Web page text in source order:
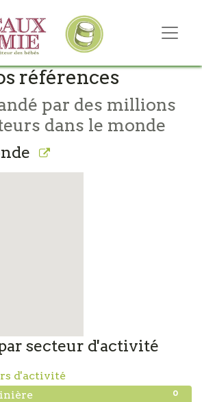
références
par des millions
dans le monde
secteur d'activité
d'activité
0